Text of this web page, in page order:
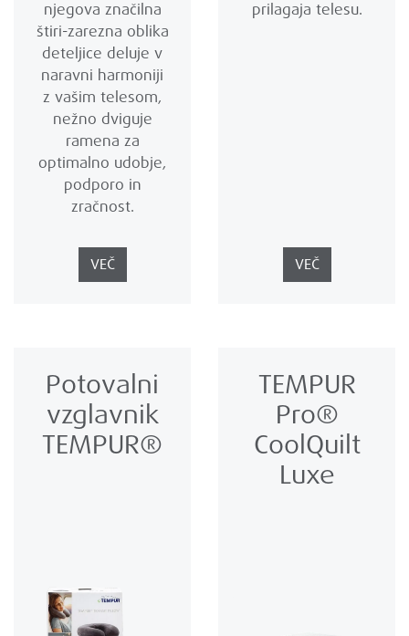
njegova značilna
štiri-zarezna oblika
deteljice deluje v
naravni harmoniji
z vašim telesom,
nežno dviguje
ramena za
optimalno udobje,
podporo in
zračnost.
VEČ
prilagaja telesu.
VEČ
Potovalni
vzglavnik
TEMPUR®
TEMPUR
Pro®
CoolQuilt
Luxe